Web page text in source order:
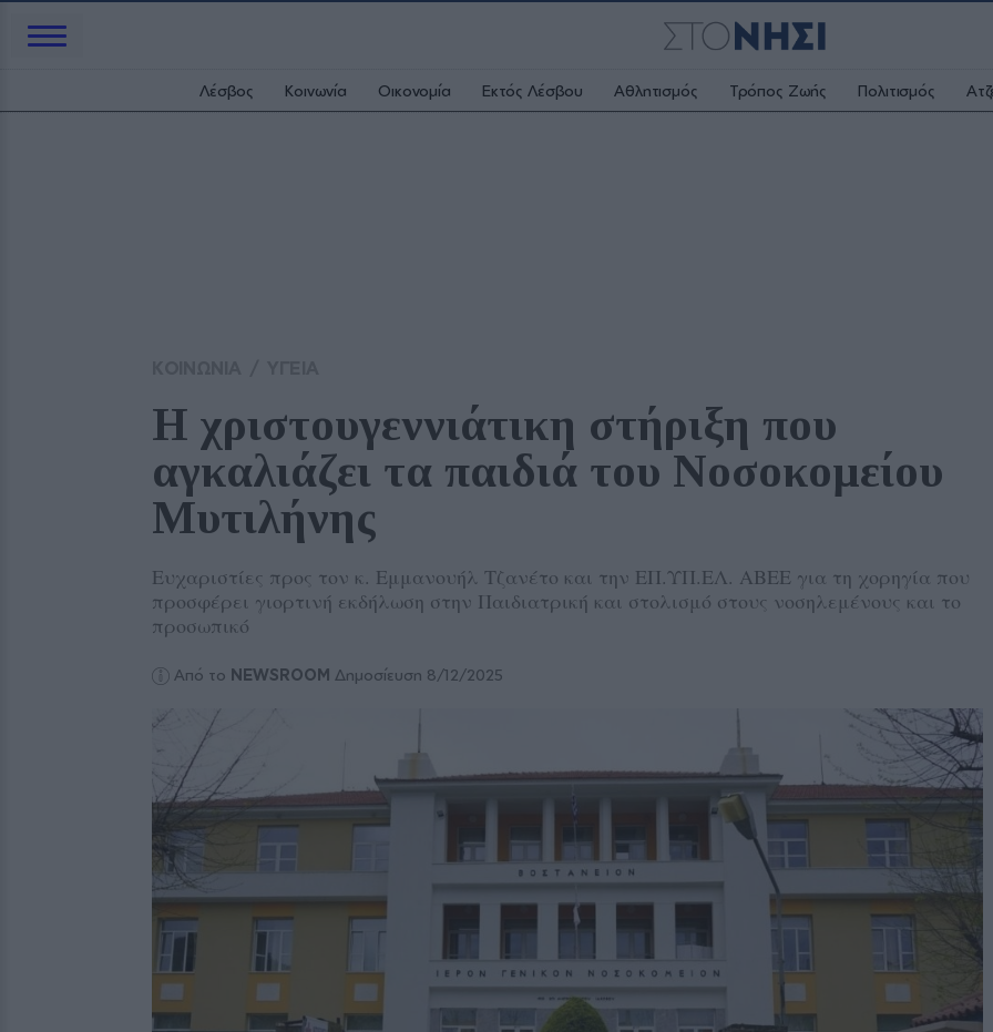
Λέσβος Κοινωνία Οικονομία Εκτός Λέσβου Αθλητισμός Τρόπος Ζωής Πολιτισμός
Η χριστουγεννιάτικη στήριξη που
αγκαλιάζει τα παιδιά του Νοσοκομείου
Μυτιλήνης
Ευχαριστίες προς τον κ. Εμμανουήλ Τζανέτο και την ΕΠ.ΥΠ.ΕΛ. ΑΒΕΕ για τη χορηγία που
προσφέρει γιορτινή εκδήλωση στην Παιδιατρική και στολισμό στους νοσηλεμένους και το
προσωπικό
Από το NEWSROOM Δημοσίευση 8/12/2025